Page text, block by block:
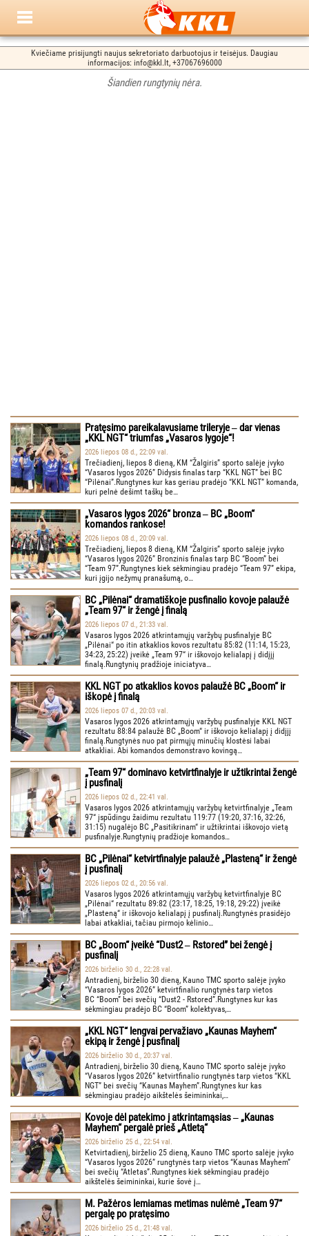
Kviečiame prisijungti naujus sekretoriato darbuotojus ir teisėjus. Daugiau
informacijos: info@kkl.lt, +37067696000
Šiandien rungtynių nėra.
Pratęsimo pareikalavusiame trileryje ‒ dar vienas
„KKL NGT“ triumfas „Vasaros lygoje“!
2026 liepos 08 d., 22:09 val.
Trečiadienį, liepos 8 dieną, KM “Žalgiris” sporto salėje įvyko
“Vasaros lygos 2026” Didysis finalas tarp “KKL NGT” bei BC
“Pilėnai”.Rungtynes kur kas geriau pradėjo “KKL NGT” komanda,
kuri pelnė dešimt taškų be…
„Vasaros lygos 2026“ bronza ‒ BC „Boom“
komandos rankose!
2026 liepos 08 d., 20:09 val.
Trečiadienį, liepos 8 dieną, KM “Žalgiris” sporto salėje įvyko
“Vasaros lygos 2026” Bronzinis finalas tarp BC “Boom” bei
“Team 97”.Rungtynes kiek sėkmingiau pradėjo “Team 97” ekipa,
kuri įgijo nežymų pranašumą, o…
BC „Pilėnai“ dramatiškoje pusfinalio kovoje palaužė
„Team 97“ ir žengė į finalą
2026 liepos 07 d., 21:33 val.
Vasaros lygos 2026 atkrintamųjų varžybų pusfinalyje BC
„Pilėnai“ po itin atkaklios kovos rezultatu 85:82 (11:14, 15:23,
34:23, 25:22) įveikė „Team 97“ ir iškovojo kelialapį į didįjį
finalą.Rungtynių pradžioje iniciatyva…
KKL NGT po atkaklios kovos palaužė BC „Boom“ ir
iškopė į finalą
2026 liepos 07 d., 20:03 val.
Vasaros lygos 2026 atkrintamųjų varžybų pusfinalyje KKL NGT
rezultatu 88:84 palaužė BC „Boom“ ir iškovojo kelialapį į didįjį
finalą.Rungtynės nuo pat pirmųjų minučių klostėsi labai
atkakliai. Abi komandos demonstravo kovingą…
„Team 97“ dominavo ketvirtfinalyje ir užtikrintai žengė
į pusfinalį
2026 liepos 02 d., 22:41 val.
Vasaros lygos 2026 atkrintamųjų varžybų ketvirtfinalyje „Team
97“ įspūdingu žaidimu rezultatu 119:77 (19:20, 37:16, 32:26,
31:15) nugalėjo BC „Pasitikrinam“ ir užtikrintai iškovojo vietą
pusfinalyje.Rungtynių pradžioje komandos…
BC „Pilėnai“ ketvirtfinalyje palaužė „Plasteną“ ir žengė
į pusfinalį
2026 liepos 02 d., 20:56 val.
Vasaros lygos 2026 atkrintamųjų varžybų ketvirtfinalyje BC
„Pilėnai“ rezultatu 89:82 (23:17, 18:25, 19:18, 29:22) įveikė
„Plasteną“ ir iškovojo kelialapį į pusfinalį.Rungtynės prasidėjo
labai atkakliai, tačiau pirmojo kėlinio…
BC „Boom“ įveikė “Dust2 ‒ Rstored” bei žengė į
pusfinalį
2026 birželio 30 d., 22:28 val.
Antradienį, birželio 30 dieną, Kauno TMC sporto salėje įvyko
“Vasaros lygos 2026” ketvirtfinalio rungtynės tarp vietos
BC “Boom” bei svečių “Dust2 - Rstored”.Rungtynes kur kas
sėkmingiau pradėjo BC “Boom” kolektyvas,…
„KKL NGT“ lengvai pervažiavo „Kaunas Mayhem“
ekipą ir žengė į pusfinalį
2026 birželio 30 d., 20:37 val.
Antradienį, birželio 30 dieną, Kauno TMC sporto salėje įvyko
“Vasaros lygos 2026” ketvirtfinalio rungtynės tarp vietos “KKL
NGT” bei svečių “Kaunas Mayhem”.Rungtynes kur kas
sėkmingiau pradėjo aikštelės šeimininkai,…
Kovoje dėl patekimo į atkrintamąsias ‒ „Kaunas
Mayhem“ pergalė prieš „Atletą“
2026 birželio 25 d., 22:54 val.
Ketvirtadienį, birželio 25 dieną, Kauno TMC sporto salėje įvyko
“Vasaros lygos 2026” rungtynės tarp vietos “Kaunas Mayhem”
bei svečių “Atletas”.Rungtynes kiek sėkmingiau pradėjo
aikštelės šeimininkai, kurie šovė į…
M. Pažėros lemiamas metimas nulėmė „Team 97“
pergalę po pratęsimo
2026 birželio 25 d., 21:48 val.